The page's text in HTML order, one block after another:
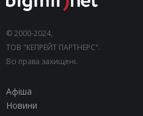
© 2000-2024,
ТОВ "КЕПРЕЙТ ПАРТНЕРС".
Всі права захищені.
Афіша
Новини